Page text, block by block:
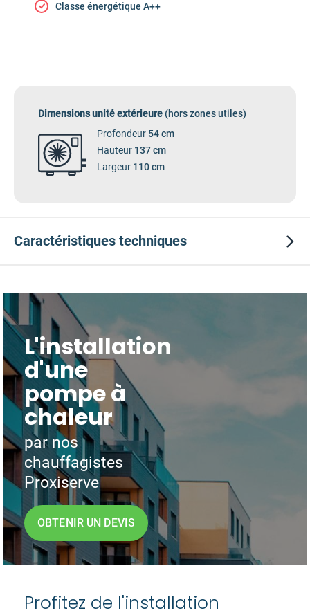
Classe énergétique A++
Dimensions unité extérieure (hors zones utiles)
Profondeur 54 cm
Hauteur 137 cm
Largeur 110 cm
Caractéristiques techniques
L'installation
d'une
pompe à
chaleur
par nos
chauffagistes
Proxiserve
OBTENIR UN DEVIS
Profitez de l'installation